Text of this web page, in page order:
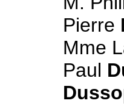
Pierre
Mme
Paul